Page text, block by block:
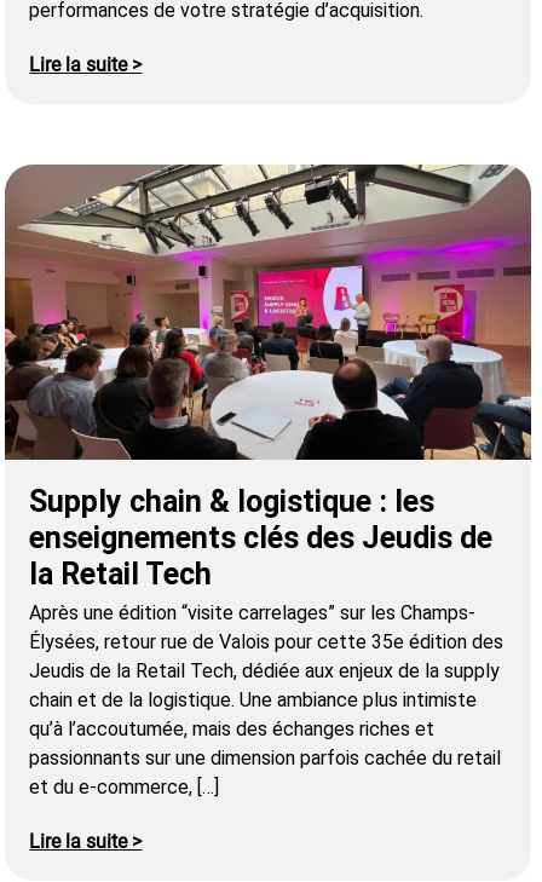
performances de votre stratégie d’acquisition.
Lire la suite >
Supply chain & logistique : les
enseignements clés des Jeudis de
la Retail Tech
Après une édition “visite carrelages” sur les Champs-
Élysées, retour rue de Valois pour cette 35e édition des
Jeudis de la Retail Tech, dédiée aux enjeux de la supply
chain et de la logistique. Une ambiance plus intimiste
qu’à l’accoutumée, mais des échanges riches et
passionnants sur une dimension parfois cachée du retail
et du e-commerce, […]
Lire la suite >